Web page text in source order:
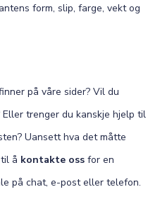
form, slip, farge, vekt og
på våre sider? Vil du
trenger du kanskje hjelp til
Uansett hva det måtte
å kontakte oss for en
på chat, e-post eller telefon.